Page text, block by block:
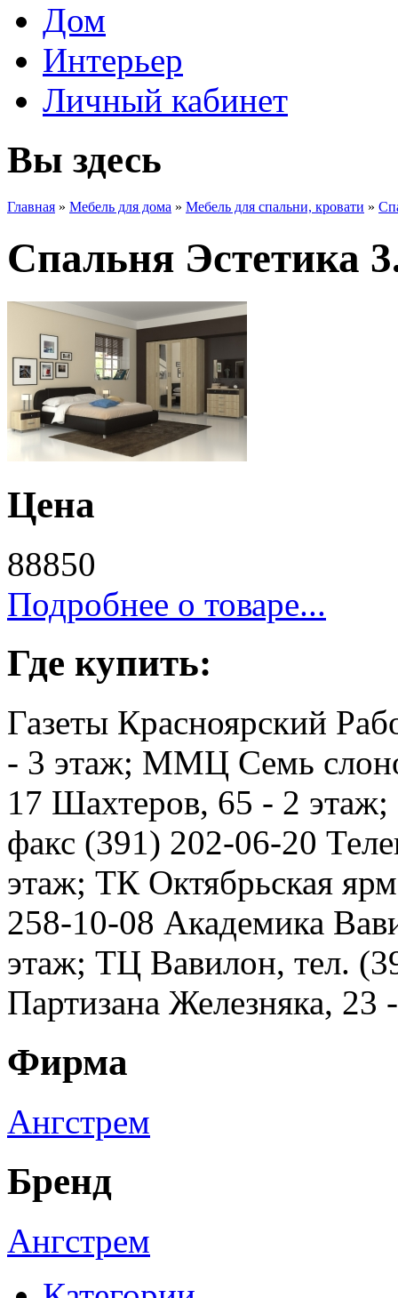
Дом
Интерьер
Личный кабинет
Вы здесь
Главная » Мебель для дома » Мебель для спальни, кровати »
Спальня Эстетика
Цена
88850
Подробнее о товаре...
Где купить:
Газеты Красноярский
- 3 этаж; ММЦ Семь
17 Шахтеров, 65 - 2
факс (391) 202-06-20
этаж; ТК Октябрьская
258-10-08 Академика
этаж; ТЦ Вавилон, тел.
Партизана Железняка,
Фирма
Ангстрем
Бренд
Ангстрем